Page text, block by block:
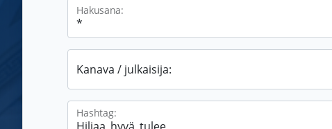
Hakusana:
Kanava / julkaisija:
Hashtag: